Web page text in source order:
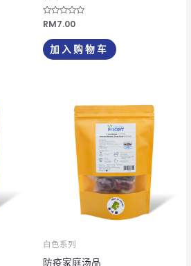
评
分
&
s
o
RM7.00
加入购物车
白色系列
防疫家庭汤品